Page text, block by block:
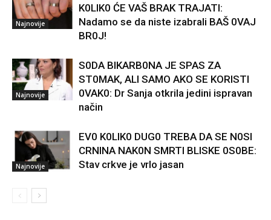
Najnovije
K0LIK0 ĆE VAŠ BRAK TRAJATI:
Nadamo se da niste izabrali BAŠ 0VAJ
BR0J!
Najnovije
S0DA BIKARB0NA JE SPAS ZA
ST0MAK, ALI SAMO AKO SE KORISTI
0VAK0: Dr Sanja otkrila jedini ispravan
način
Najnovije
EV0 K0LIK0 DUG0 TREBA DA SE N0SI
CRNINA NAK0N SMRTI BLISKE 0S0BE:
Stav crkve je vrlo jasan